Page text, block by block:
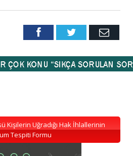
FacebookTwitter Email
Kişilerin Uğradığı Hak İhlallerinin
Tespiti Formu